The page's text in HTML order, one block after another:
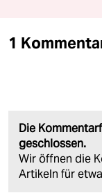
1
Die
geschlossen.
Wir öffnen die
Artikeln für